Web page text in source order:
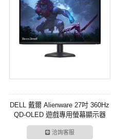
DELL 戴爾 Alienware 27吋 360Hz
QD-OLED 遊戲專用螢幕顯示器
洽詢客服